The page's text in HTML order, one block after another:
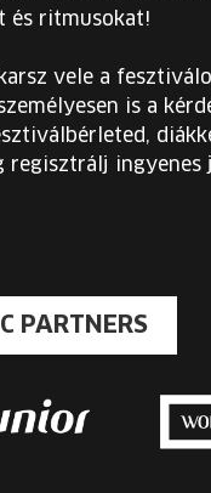
és ritmusokat!
vele a
is a
regisztrálj ingyenes
PARTNERS